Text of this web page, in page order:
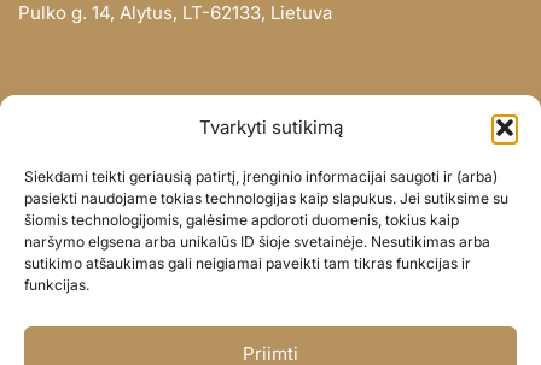
Tvarkyti sutikimą
Siekdami teikti geriausią patirtį, įrenginio informacijai saugoti ir (arba)
pasiekti naudojame tokias technologijas kaip slapukus. Jei sutiksime su
šiomis technologijomis, galėsime apdoroti duomenis, tokius kaip
naršymo elgsena arba unikalūs ID šioje svetainėje. Nesutikimas arba
sutikimo atšaukimas gali neigiamai paveikti tam tikras funkcijas ir
funkcijas.
Priimti
Pulko g. 14, Alytus, LT-62133, Lietuva
Didmena
Darbų portfolio
Privatumo politika
Parduotuvės politika